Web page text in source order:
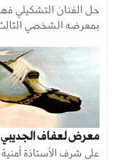
حل الفنان التشكيلي
بمعرضه الشخصي
معرض لعفاف الجديبي
على شرف الأستاذة